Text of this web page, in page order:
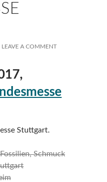
LEAVE A COMMENT
Stuttgart.
Schmuck